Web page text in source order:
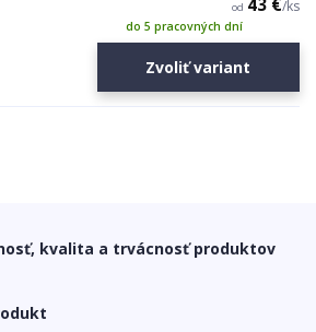
od 43 €/ks
do 5 pracovných dní
Zvoliť variant
kvalita a trvácnosť produktov